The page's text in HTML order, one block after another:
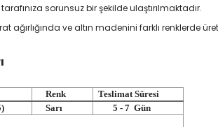
sorunsuz bir şekilde ulaştırılmaktadır.
ve altın madenini farklı renklerde
Renk
Teslimat Süresi
Sarı
5 - 7 Gün